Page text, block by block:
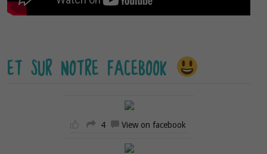
ET SUR NOTRE FACEBOOK
4 View on facebook